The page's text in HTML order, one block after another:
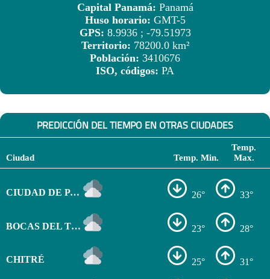
Capital Panamá: Panamá
Huso horario: GMT-5
GPS: 8.9936 ; -79.51973
Territorio: 78200.0 km²
Población: 3410676
ISO, códigos: PA
PREDICCIÓN DEL TIEMPO EN OTRAS CIUDADES
Ciudad Temp. Min.
Temp.
Max.
CIUDAD DE PANAMÁ 26° 33°
BOCAS DEL TORO 23° 28°
CHITRÉ 25° 31°